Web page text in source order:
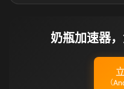
奶瓶加速器
（